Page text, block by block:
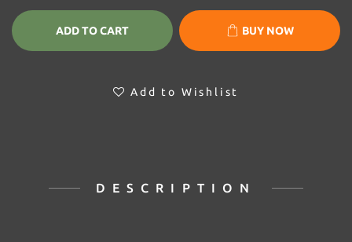
ADD TO CART BUY NOW
Add to Wishlist
DESCRIPTION